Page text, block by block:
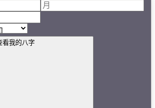
看我的八字